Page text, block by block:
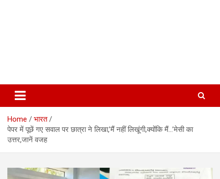
Home
भारत
पेपर में पूछें गए सवाल पर छात्रा ने लिखा,’मैं नहीं लिखूंगी,क्योंकि मैं…’मेसी का
उत्तर,जानें वजह